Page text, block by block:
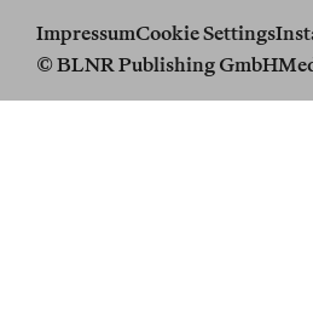
ImpressumCookie Settings
© BLNR Publishing GmbH